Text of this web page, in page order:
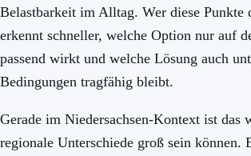
Belastbarkeit im Alltag. Wer diese Punkte
erkennt schneller, welche Option nur auf
passend wirkt und welche Lösung auch
Bedingungen tragfähig bleibt.
Gerade im Niedersachsen-Kontext ist das
regionale Unterschiede groß sein können.